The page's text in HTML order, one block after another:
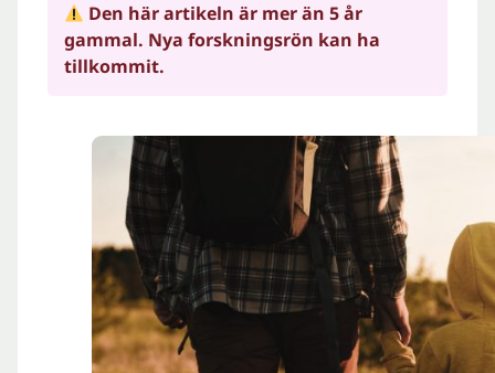
Den här artikeln är mer än 5 år
gammal. Nya forskningsrön kan ha
tillkommit.